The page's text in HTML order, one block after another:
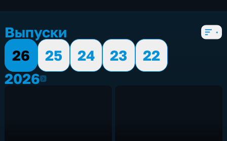
Выпуски
26
25 24 23
22
20262026